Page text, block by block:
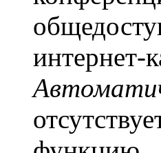
интернет-